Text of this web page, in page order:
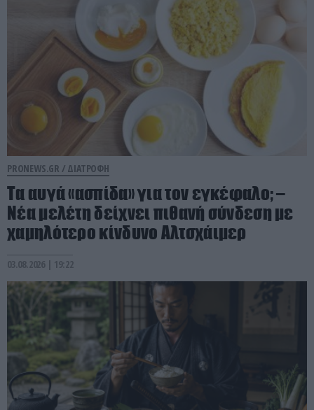
PRONEWS.GR / ΔΙΑΤΡΟΦΗ
Τα αυγά «ασπίδα» για τον εγκέφαλο; –
Νέα μελέτη δείχνει πιθανή σύνδεση με
χαμηλότερο κίνδυνο Αλτσχάιμερ
03.08.2026 | 19:22